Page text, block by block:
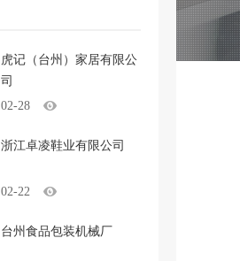
虎记（台州）家居有限公
司
02-28
浙江卓凌鞋业有限公司
02-22
台州食品包装机械厂